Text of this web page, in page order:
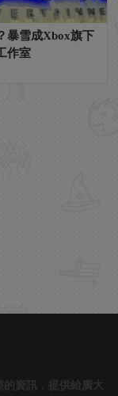
暴雪成Xbox旗下
作室
的資訊，提供給廣大